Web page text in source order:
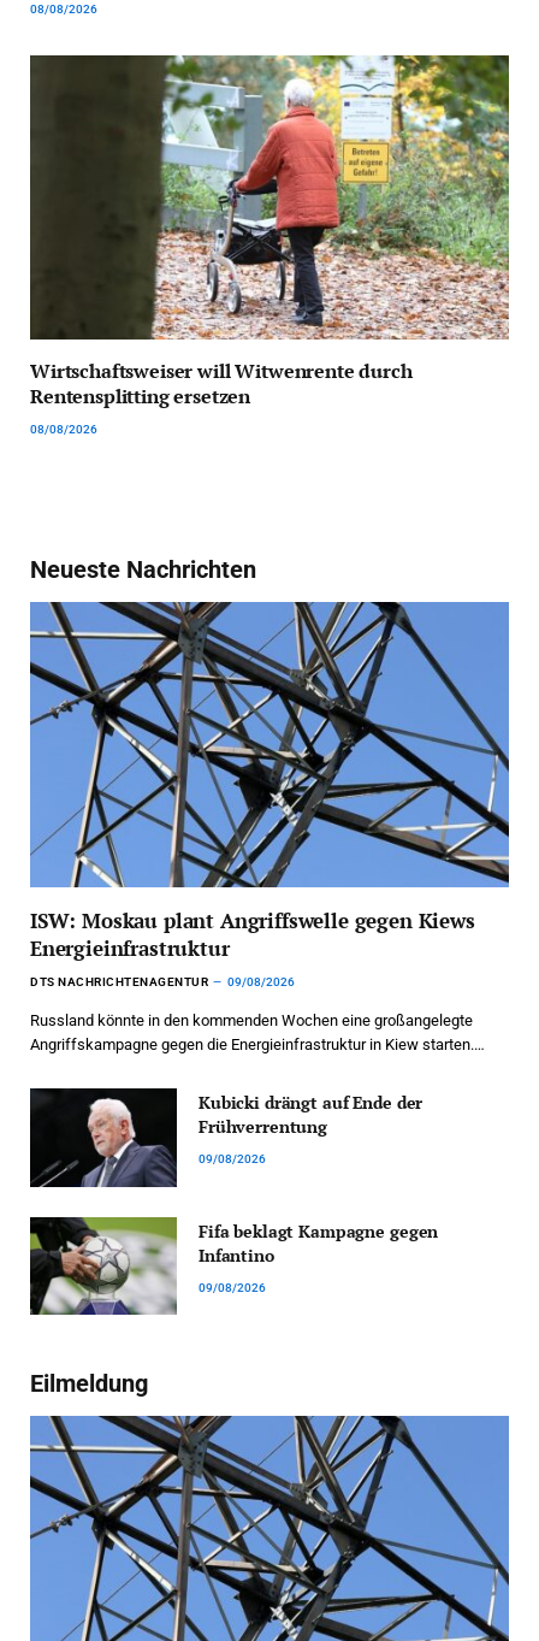
08/08/2026
Wirtschaftsweiser will Witwenrente durch
Rentensplitting ersetzen
08/08/2026
Neueste Nachrichten
ISW: Moskau plant Angriffswelle gegen Kiews
Energieinfrastruktur
DTS NACHRICHTENAGENTUR 09/08/2026
Russland könnte in den kommenden Wochen eine großangelegte
Angriffskampagne gegen die Energieinfrastruktur in Kiew starten.…
Kubicki drängt auf Ende der
Frühverrentung
09/08/2026
Fifa beklagt Kampagne gegen
Infantino
09/08/2026
Eilmeldung